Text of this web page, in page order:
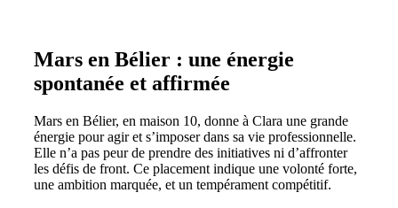
Mars en Bélier : une énergie
spontanée et affirmée
Mars en Bélier, en maison 10, donne à Clara une grande
énergie pour agir et s’imposer dans sa vie professionnelle.
Elle n’a pas peur de prendre des initiatives ni d’affronter
les défis de front. Ce placement indique une volonté forte,
une ambition marquée, et un tempérament compétitif.